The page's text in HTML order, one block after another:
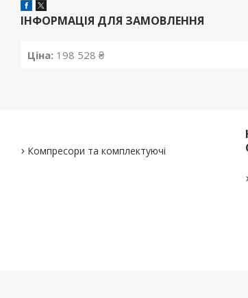
ІНФОРМАЦІЯ ДЛЯ ЗАМОВЛЕННЯ
Ціна: 198 528 ₴
Компресори та комплектуючі